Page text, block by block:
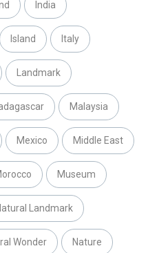
India
Island Italy
Landmark
Malaysia
Mexico Middle East
Museum
Landmark
Wonder Nature